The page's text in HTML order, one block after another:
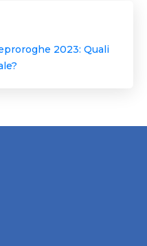
2023: Quali